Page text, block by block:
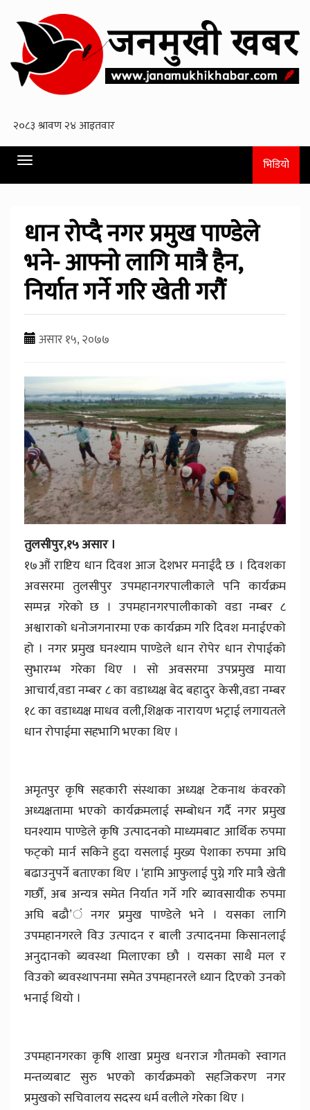
Toggle
navigation
भिडियो
धान रोप्दै नगर प्रमुख पाण्डेले
भने- आफ्नो लागि मात्रै हैन,
निर्यात गर्ने गरि खेती गरौं
असार १५, २०७७
तुलसीपुर,१५ असार ।
१७औं राष्टिय धान दिवश आज देशभर मनाईदै छ । दिवशका
अवसरमा तुलसीपुर उपमहानगरपालीकाले पनि कार्यक्रम
सम्पन्न गरेको छ । उपमहानगरपालीकाको वडा नम्बर ८
अश्वाराको धनोजगनारमा एक कार्यक्रम गरि दिवश मनाईएको
हो । नगर प्रमुख घनश्याम पाण्डेले धान रोपेर धान रोपाईको
सुभारम्भ गरेका थिए । सो अवसरमा उपप्रमुख माया
आचार्य,वडा नम्बर ८ का वडाध्यक्ष बेद बहादुर केसी,वडा नम्बर
१८ का वडाध्यक्ष माधव वली,शिक्षक नारायण भट्राई लगायतले
धान रोपाईमा सहभागि भएका थिए ।
अमृतपुर कृषि सहकारी संस्थाका अध्यक्ष टेकनाथ कंवरको
अध्यक्षतामा भएको कार्यक्रमलाई सम्बोधन गर्दै नगर प्रमुख
घनश्याम पाण्डेले कृषि उत्पादनको माध्यमबाट आर्थिक रुपमा
फट्को मार्न सकिने हुदा यसलाई मुख्य पेशाका रुपमा अघि
बढाउनुपर्ने बताएका थिए । ‘हामि आफुलाई पुग्ने गरि मात्रै खेती
गर्छौ, अब अन्यत्र समेत निर्यात गर्ने गरि ब्यावसायीक रुपमा
अघि बढौ’ं नगर प्रमुख पाण्डेले भने । यसका लागि
उपमहानगरले विउ उत्पादन र बाली उत्पादनमा किसानलाई
अनुदानको ब्यवस्था मिलाएका छौ । यसका साथै मल र
विउको ब्यवस्थापनमा समेत उपमहानरले ध्यान दिएको उनको
भनाई थियो ।
उपमहानगरका कृषि शाखा प्रमुख धनराज गौतमको स्वागत
मन्तव्यबाट सुरु भएको कार्यक्रमको सहजिकरण नगर
प्रमुखको सचिवालय सदस्य धर्म वलीले गरेका थिए ।